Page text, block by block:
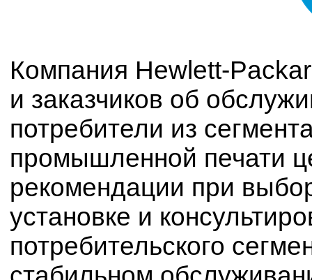
Компания Hewlett-
и заказчиков об
потребители из
промышленной печати
рекомендации при
установке и
потребительского